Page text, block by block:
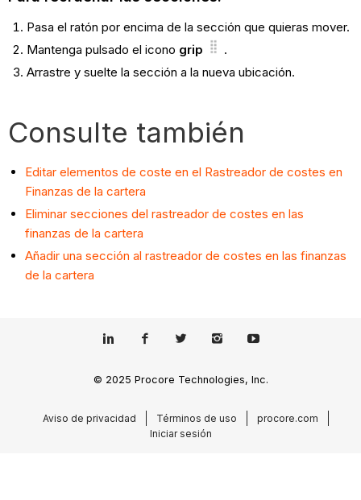
Pasa el ratón por encima de la sección que quieras mover.
Mantenga pulsado el icono grip
.
Arrastre y suelte la sección a la nueva ubicación.
Consulte también
Editar elementos de coste en el Rastreador de costes en
Finanzas de la cartera
Eliminar secciones del rastreador de costes en las
finanzas de la cartera
Añadir una sección al rastreador de costes en las finanzas
de la cartera
© 2025 Procore Technologies, Inc.
Aviso de privacidad Términos de uso
procore.com
Iniciar sesión